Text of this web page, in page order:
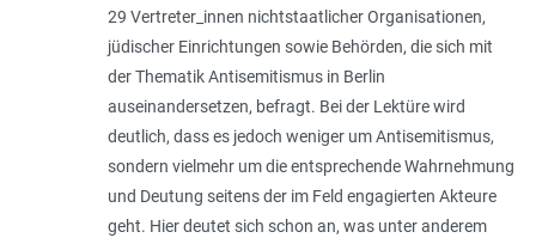
29 Vertreter_innen nichtstaatlicher Organisationen,
jüdischer Einrichtungen sowie Behörden, die sich mit
der Thematik Antisemitismus in Berlin
auseinandersetzen, befragt. Bei der Lektüre wird
deutlich, dass es jedoch weniger um Antisemitismus,
sondern vielmehr um die entsprechende Wahrnehmung
und Deutung seitens der im Feld engagierten Akteure
geht. Hier deutet sich schon an, was unter anderem